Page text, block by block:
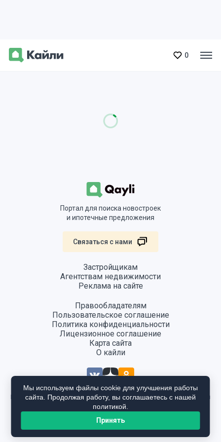
0
Портал для поиска новостроек
и ипотечные предложения
Связаться с нами
Застройщикам
Агентствам недвижимости
Реклама на сайте
Правообладателям
Пользовательское соглашение
Политика конфиденциальности
Лицензионное соглашение
Карта сайта
О кайли
Информация, размещенная на сайте, не является публичной офертой
и предоставляется в ознакомительных целях. Для получения
подробной информации общайтесь в отдел продаж застройщика.
Мы используем файлы cookie для улучшения работы
сайта. Продолжая работу, вы соглашаетесь с нашей
политикой.
Принять